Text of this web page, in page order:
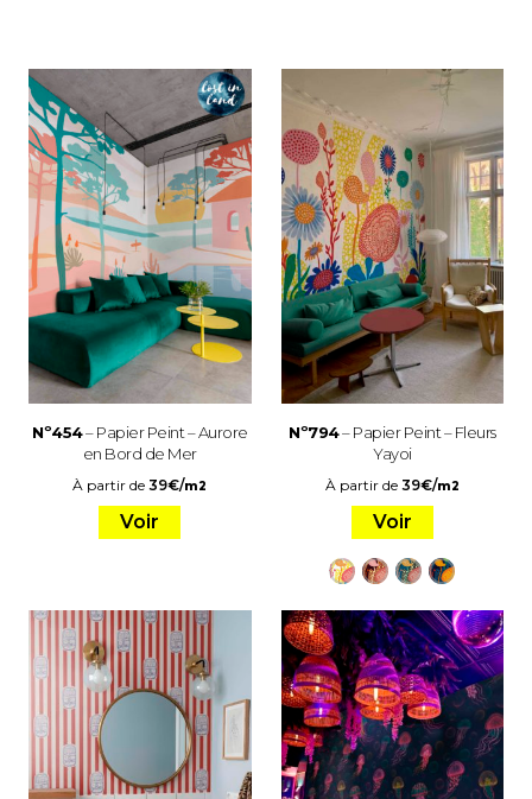
Nº454– Papier Peint – Aurore
en Bord de Mer
À partir de39€/m2
Voir
Nº794– Papier Peint – Fleurs
Yayoi
À partir de 39€/m2
Voir